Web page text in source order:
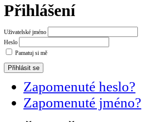
Přihlášení
Uživatelské jméno
Heslo
Pamatuj si mě
Zapomenuté heslo?
Zapomenuté jméno?